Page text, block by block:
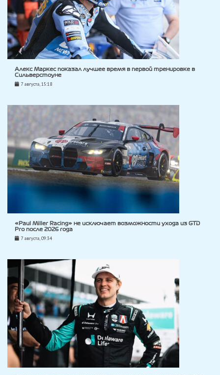
Алекс Маркес показал лучшее время в первой тренировке в
Сильверстоуне
7 августа, 15:18
«Paul Miller Racing» не исключает возможности ухода из GTD
Pro после 2026 года
7 августа, 09:34